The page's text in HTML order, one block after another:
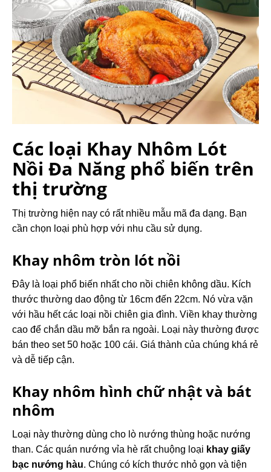
Các loại Khay Nhôm Lót
Nồi Đa Năng phổ biến trên
thị trường
Thị trường hiện nay có rất nhiều mẫu mã đa dạng. Bạn
cần chọn loại phù hợp với nhu cầu sử dụng.
Khay nhôm tròn lót nồi
Đây là loại phổ biến nhất cho nồi chiên không dầu. Kích
thước thường dao động từ 16cm đến 22cm. Nó vừa vặn
với hầu hết các loại nồi chiên gia đình. Viền khay thường
cao để chắn dầu mỡ bắn ra ngoài. Loại này thường được
bán theo set 50 hoặc 100 cái. Giá thành của chúng khá rẻ
và dễ tiếp cận.
Khay nhôm hình chữ nhật và bát
nhôm
Loại này thường dùng cho lò nướng thùng hoặc nướng
than. Các quán nướng vỉa hè rất chuộng loại khay giấy
bạc nướng hàu. Chúng có kích thước nhỏ gọn và tiện